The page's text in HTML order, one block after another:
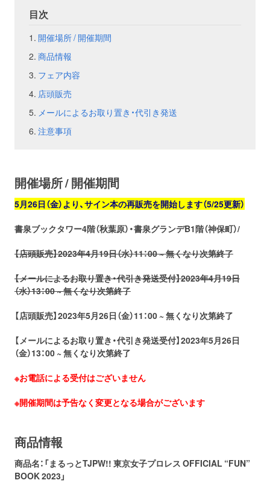
目次
開催場所 / 開催期間
商品情報
フェア内容
店頭販売
メールによるお取り置き・代引き発送
注意事項
開催場所 / 開催期間
5月26日（金）より、サイン本の再販売を開始します（5/25更新）
書泉ブックタワー4階（秋葉原）・書泉グランデB1階（神保町）/
【店頭販売】2023年4月19日（水）11：00~ 無くなり次第終了
【メールによるお取り置き・代引き発送受付】2023年4月19日
（水）13：00 ~ 無くなり次第終了
【店頭販売】2023年5月26日（金）11：00~ 無くなり次第終了
【メールによるお取り置き・代引き発送受付】2023年5月26日
（金）13：00 ~ 無くなり次第終了
※お電話による受付はございません
※開催期間は予告なく変更となる場合がございます
商品情報
商品名：「まるっとTJPW!! 東京女子プロレス OFFICIAL “FUN”
BOOK 2023」
フェア
会社概要
お問い合わせ